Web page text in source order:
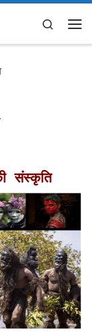
Search
संस्कृति